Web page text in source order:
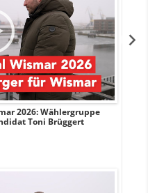
2026: Wählergruppe
Toni Brüggert